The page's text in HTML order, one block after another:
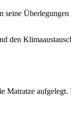
den
Matratze